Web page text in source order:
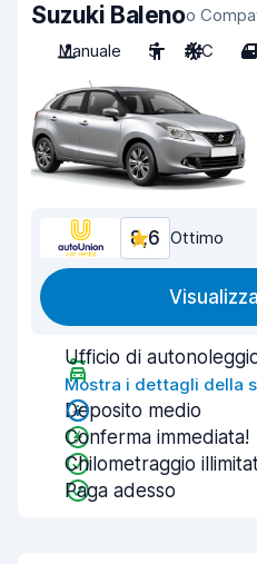
Suzuki Balenoo
Manuale
5 A/C 4
8,6 Ottimo
Ufficio di
Mostra i dettagli della
Deposito medio
Conferma immediata!
Chilometraggio
Paga adesso